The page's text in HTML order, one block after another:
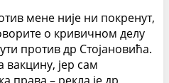
мене није ни покренут,
о кривичном делу
против др Стојановића.
вакцину, јер сам